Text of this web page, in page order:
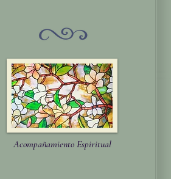
Acompañamiento Espiritual